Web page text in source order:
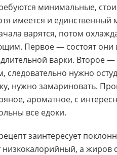
минимальные,
имеется и
варятся, потом
Первое — состоят они
варки. Второе
нужно
нужно замариновать.
ароматное, с
все едоки.
заинтересует
низкокалорийный, а жиров